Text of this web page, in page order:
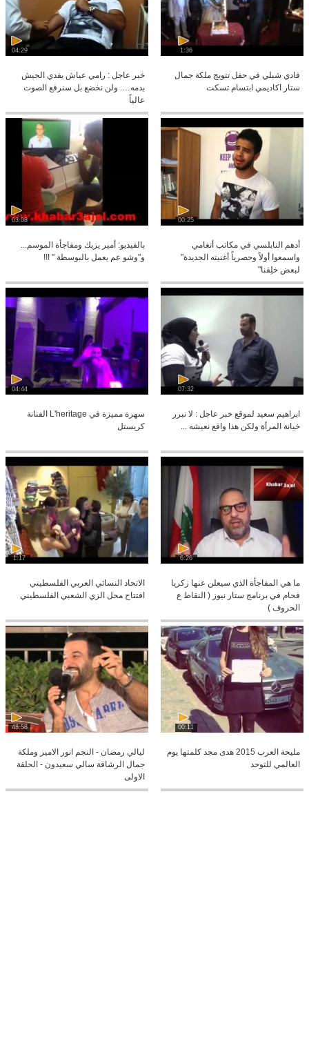
1:36
فادي شبلي في حفل تتويج ملكة جمال
ستار اكاديمي ابتسام تسكت
04:29
خبر عاجل : رامي عياش يفدي الجيش
بدمه…. ولن نخضع بل سنرفع الصوت
عالياً
00:25
أدهم النابلسي في مكاتب أنغامي
واسمعوا أولاً وحصرياً أغنيته الجديدة"
لبعض خلِقنا"
03:08
بالفيديو: أمير يزبك ومفاجأة الموسم...
و"وشو عم يعمل بالبوسطة " !!!
07:32
ابراهيم سعيد لموقع خبر عاجل : لا نبرر
خيانة المرأة ولكن هذا واقع نعيشه ...
04:44
سهرة مميزة في L'heritage الفنانة
كريستل
6:26
ما هي المفاجأة الذي سيعلن عنها زكريا
فحام في برنامج ستار نيوز ( النقاط ع
الحروف )
1:17
الاتحاد النسائي العربي الفلسطيني
افتتاح محل الزي الشعبي الفلسطيني
00:11
مليحة العرب 2015 هدى مجد كلمتها يوم
العالمي للتوحد
48:58
ليالي رمضان - النجم انور الامير وملكة
جمال الرشاقة سالي سعيدون - الحلقة
الاولى